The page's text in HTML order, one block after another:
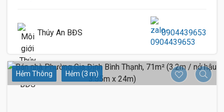
Thúy An BĐS 0904439653
Hẻm Thông Hẻm (3 m)